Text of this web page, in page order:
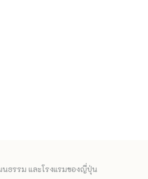
นธรรม และโรงแรมของญี่ปุ่น